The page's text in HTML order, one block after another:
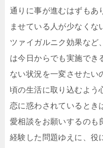
通りに事が進むはずもあ
ませている人が少なくな
ツァイガルニク効果など
は今日からでも実施でき
ない状況を一変させたい
頃の生活に取り込むよう
恋に惑わされているとき
愛相談をお願いするのも
経験した問題ゆえに、役